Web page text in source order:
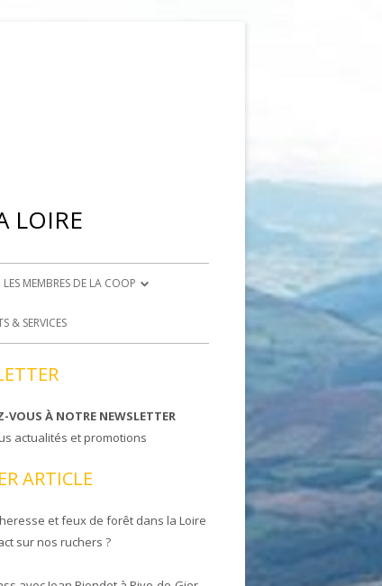
LOIRE
LES MEMBRES DE LA COOP
DEVENIR ADHÉRENT
& SERVICES
VOUS À NOTRE NEWSLETTER
actualités et promotions
ARTICLE
et feux de forêt dans la Loire
sur nos ruchers ?